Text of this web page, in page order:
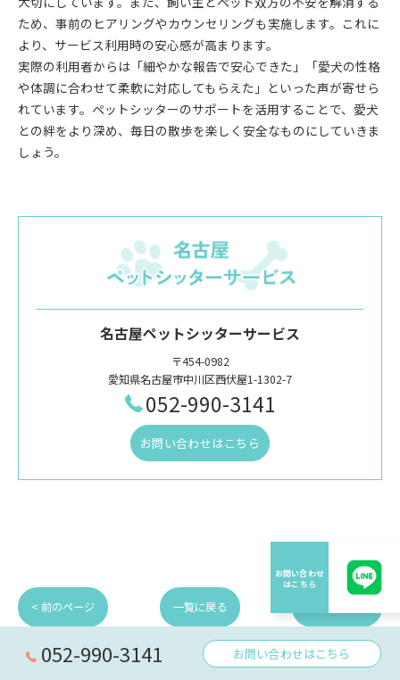
ため、事前のヒアリングやカウンセリングも実施します。これに
より、サービス利用時の安心感が高まります。
実際の利用者からは「細やかな報告で安心できた」「愛犬の性格
や体調に合わせて柔軟に対応してもらえた」といった声が寄せら
れています。ペットシッターのサポートを活用することで、愛犬
との絆をより深め、毎日の散歩を楽しく安全なものにしていきま
しょう。
名古屋ペットシッターサービス
〒454-0982
愛知県名古屋市中川区西伏屋1-1302-7
052-990-3141
お問い合わせはこちら
< 前のページ 一覧に戻る
052-990-3141 お問い合わせはこちら